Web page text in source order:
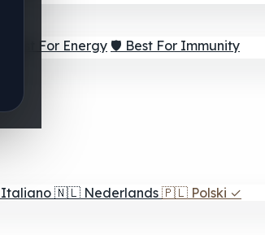
⚡ Best For Energy 🛡️ Best For Immunity
Italiano 🇳🇱 Nederlands 🇵🇱 Polski ✓